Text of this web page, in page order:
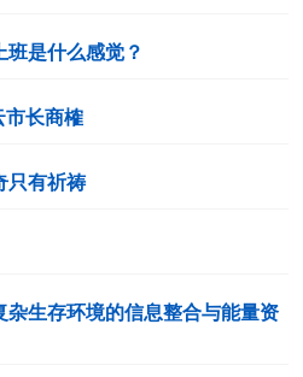
是什么感觉？
市长商榷
只有祈祷
生存环境的信息整合与能量资